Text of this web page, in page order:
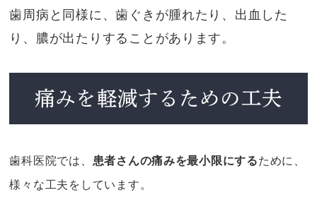
歯周病と同様に、歯ぐきが腫れたり、出血した
り、膿が出たりすることがあります。
痛みを軽減するための工夫
歯科医院では、 患者さんの痛みを最小限にするために、
様々な工夫をしています。